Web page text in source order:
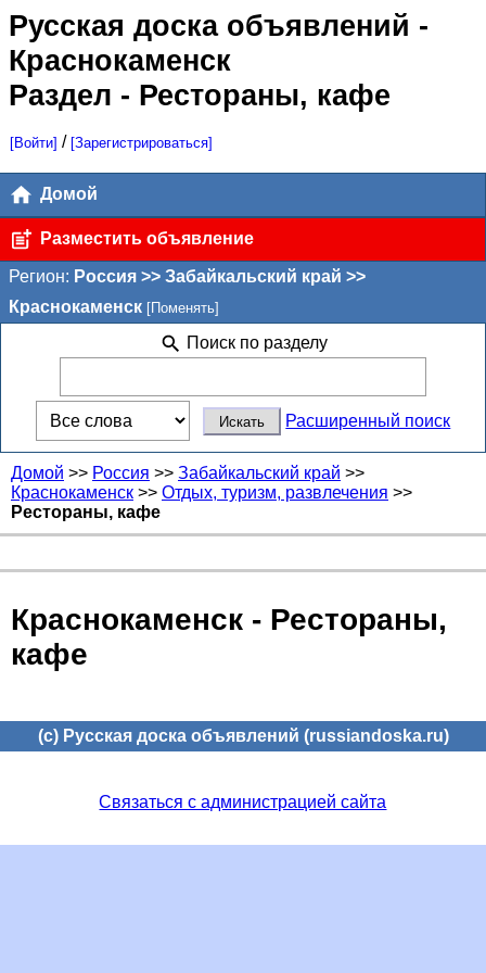
Русская доска объявлений -
Краснокаменск
Раздел - Рестораны, кафе
[Войти] / [Зарегистрироваться]
Домой
Разместить объявление
Регион: Россия >> Забайкальский край >>
Краснокаменск [Поменять]
Поиск по разделу
Расширенный поиск
Домой >> Россия >> Забайкальский край >>
Краснокаменск >> Отдых, туризм, развлечения >>
Рестораны, кафе
Краснокаменск - Рестораны,
кафе
(c) Русская доска объявлений (russiandoska.ru)
Связаться с администрацией сайта